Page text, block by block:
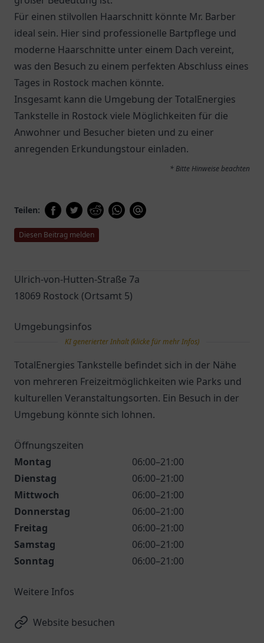
Für einen stilvollen Haarschnitt könnte Mr. Barber
ideal sein. Hier sind professionelle Bartpflege und
moderne Haarschnitte unter einem Dach vereint,
was den Besuch zu einem perfekten Abschluss eines
Tages in Rostock machen könnte.
Insgesamt kann die Umgebung der TotalEnergies
Tankstelle in Rostock viele Möglichkeiten für die
Anwohner und Besucher bieten und zu einer
anregenden Erkundungstour einladen.
* Bitte Hinweise beachten
Teilen:
Diesen Beitrag melden
Ulrich-von-Hutten-Straße 7a
18069 Rostock (Ortsamt 5)
Umgebungsinfos
KI generierter Inhalt (klicke für mehr Infos)
TotalEnergies Tankstelle befindet sich in der Nähe
von mehreren Freizeitmöglichkeiten wie Parks und
kulturellen Veranstaltungsorten. Ein Besuch in der
Umgebung könnte sich lohnen.
Öffnungszeiten
Montag
06:00–21:00
Dienstag
06:00–21:00
Mittwoch
06:00–21:00
Donnerstag
06:00–21:00
Freitag
06:00–21:00
Samstag
06:00–21:00
Sonntag
06:00–21:00
Weitere Infos
Website besuchen